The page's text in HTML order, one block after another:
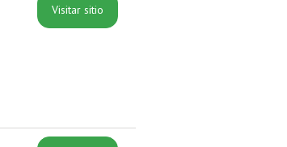
Visitar sitio